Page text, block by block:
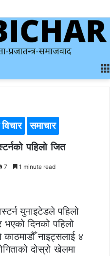
विचार समाचार
पहिलो जित
7 1 minute read
युनाइटेडले पहिलो
दिनको पहिलो
नाइट्सलाई ४
दोस्रो खेलमा